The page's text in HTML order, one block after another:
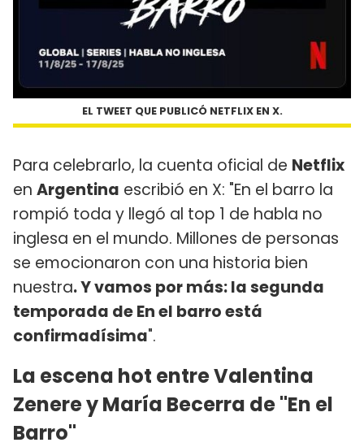
EL TWEET QUE PUBLICÓ NETFLIX EN X.
Para celebrarlo, la cuenta oficial de Netflix
en Argentina escribió en X: "En el barro la
rompió toda y llegó al top 1 de habla no
inglesa en el mundo. Millones de personas
se emocionaron con una historia bien
nuestra. Y vamos por más: la segunda
temporada de En el barro está
confirmadísima".
La escena hot entre Valentina
Zenere y María Becerra de "En el
Barro"